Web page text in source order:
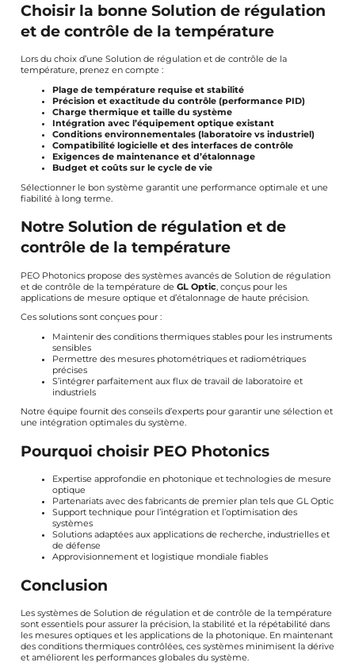
Choisir la bonne Solution de régulation
et de contrôle de la température
Lors du choix d’une Solution de régulation et de contrôle de la
température, prenez en compte :
Plage de température requise et stabilité
Précision et exactitude du contrôle (performance PID)
Charge thermique et taille du système
Intégration avec l’équipement optique existant
Conditions environnementales (laboratoire vs industriel)
Compatibilité logicielle et des interfaces de contrôle
Exigences de maintenance et d’étalonnage
Budget et coûts sur le cycle de vie
Sélectionner le bon système garantit une performance optimale et une
fiabilité à long terme.
Notre Solution de régulation et de
contrôle de la température
PEO Photonics propose des systèmes avancés de Solution de régulation
et de contrôle de la température de GL Optic , conçus pour les
applications de mesure optique et d’étalonnage de haute précision.
Ces solutions sont conçues pour :
Maintenir des conditions thermiques stables pour les instruments
sensibles
Permettre des mesures photométriques et radiométriques
précises
S’intégrer parfaitement aux flux de travail de laboratoire et
industriels
Notre équipe fournit des conseils d’experts pour garantir une sélection et
une intégration optimales du système.
Pourquoi choisir PEO Photonics
Expertise approfondie en photonique et technologies de mesure
optique
Partenariats avec des fabricants de premier plan tels que GL Optic
Support technique pour l’intégration et l’optimisation des
systèmes
Solutions adaptées aux applications de recherche, industrielles et
de défense
Approvisionnement et logistique mondiale fiables
Conclusion
Les systèmes de Solution de régulation et de contrôle de la température
sont essentiels pour assurer la précision, la stabilité et la répétabilité dans
les mesures optiques et les applications de la photonique. En maintenant
des conditions thermiques contrôlées, ces systèmes minimisent la dérive
et améliorent les performances globales du système.